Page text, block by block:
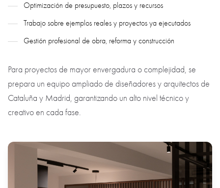
Optimización de presupuesto, plazos y recursos
Trabajo sobre ejemplos reales y proyectos ya ejecutados
Gestión profesional de obra, reforma y construcción
Para proyectos de mayor envergadura o complejidad, se
prepara un equipo ampliado de diseñadores y arquitectos de
Cataluña y Madrid, garantizando un alto nivel técnico y
creativo en cada fase.